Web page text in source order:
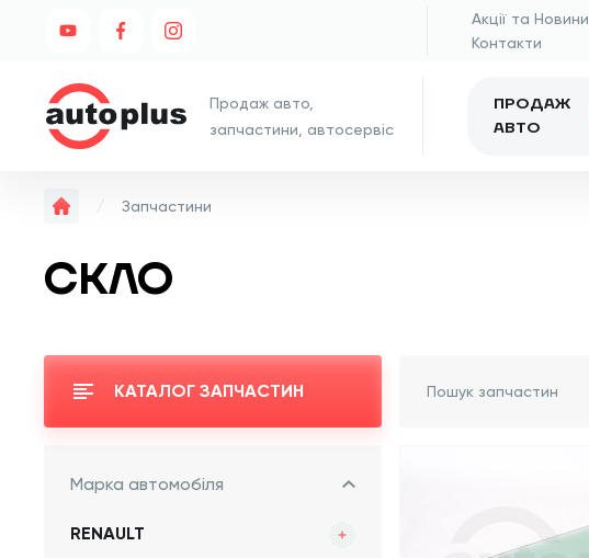
Акції та Новини
Контакти
Продаж авто,
запчастини, автосервіс
ПРОДАЖ
АВТО
Запчастини
СКЛО
КАТАЛОГ ЗАПЧАСТИН
Марка автомобіля
RENAULT